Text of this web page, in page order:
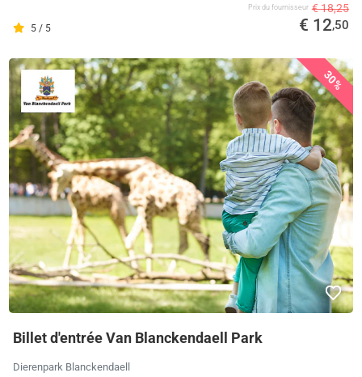
5 / 5
Prix ​​du fournisseur € 18,25
€ 12,50
30%
Billet d'entrée Van Blanckendaell Park
Dierenpark Blanckendaell